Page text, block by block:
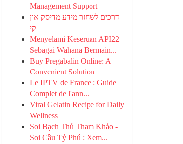
Management Support
דרכים לשחזר מידע מדיסק און
קי
Menyelami Keseruan API22
Sebagai Wahana Bermain...
Buy Pregabalin Online: A
Convenient Solution
Le IPTV de France : Guide
Complet de l'ann...
Viral Gelatin Recipe for Daily
Wellness
Soi Bạch Thủ Tham Khảo -
Soi Cầu Tỷ Phú : Xem...